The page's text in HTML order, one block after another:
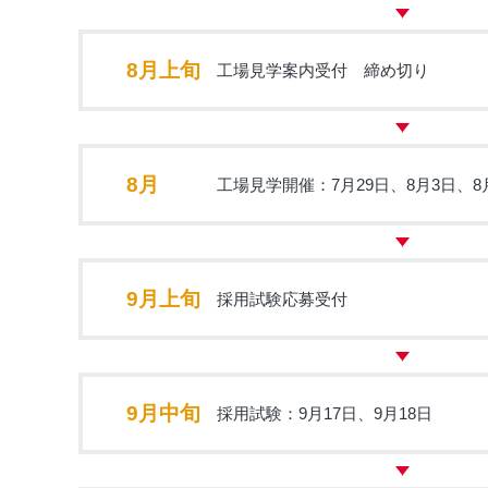
8月上旬 工場見学案内受付 締め切り
8月 工場見学開催：7月29日、8月3日、8
9月上旬 採用試験応募受付
9月中旬 採用試験：9月17日、9月18日